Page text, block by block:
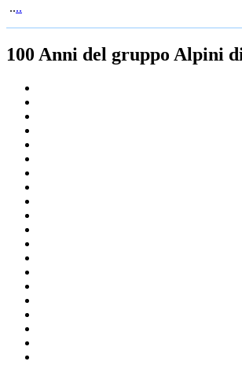
....
100 Anni del gruppo Alpini